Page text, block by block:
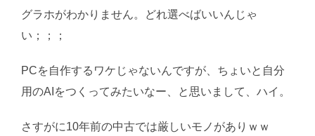
グラホがわかりません。どれ選べばいいんじゃ
い；；；
PCを自作するワケじゃないんですが、ちょいと自分
用のAIをつくってみたいなー、と思いまして、ハイ。
さすがに10年前の中古では厳しいモノがありｗｗ